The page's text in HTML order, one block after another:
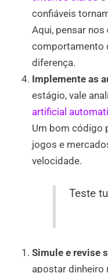
confiáveis
Aqui, pensar nos
comportamento
diferença.
Implemente as
estágio, vale
artificial
Um bom código
jogos e
velocidade.
Teste
Simule e revise
apostar dinheiro